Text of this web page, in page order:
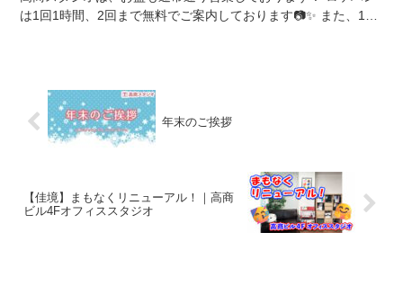
は1回1時間、2回まで無料でご案内しております📷✨ また、1週
年末のご挨拶
【佳境】まもなくリニューアル！｜高商
ビル4Fオフィススタジオ